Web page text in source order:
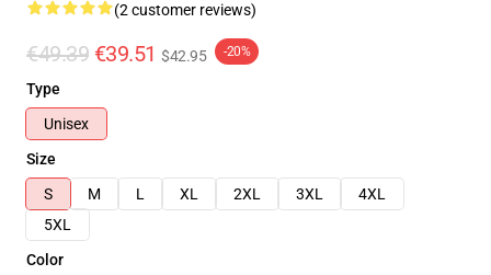
(2 customer reviews)
€49.39 €39.51 $42.95 -20%
Type
Unisex
Size
S
M L XL 2XL 3XL
4XL
5XL
Color